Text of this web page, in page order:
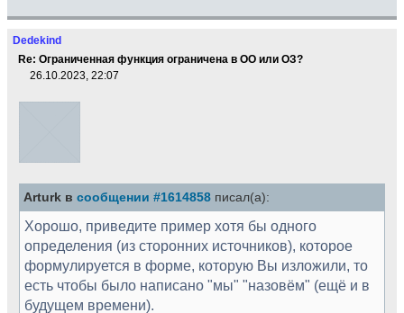
Dedekind
Re: Ограниченная функция ограничена в ОО или ОЗ?
26.10.2023, 22:07
Arturk в сообщении #1614858 писал(а):
Хорошо, приведите пример хотя бы одного
определения (из сторонних источников), которое
формулируется в форме, которую Вы изложили, то
есть чтобы было написано "мы" "назовём" (ещё и в
будущем времени).